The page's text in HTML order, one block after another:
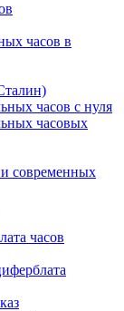
часов в
часов с нуля
часовых
современных
часов